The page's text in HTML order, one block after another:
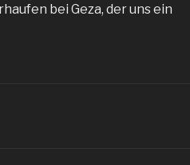
bei Geza, der uns ein